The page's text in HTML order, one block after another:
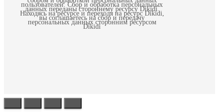
пользователей. Сбор и обработка персональных
данных переданы стороннему ресурсу Dikidi.
Находясь на ресурсе и переходя на ресурс Dikidi,
вы соглашаетесь на сбор и передачу
персональных данных сторонним ресурсом
Dikidi